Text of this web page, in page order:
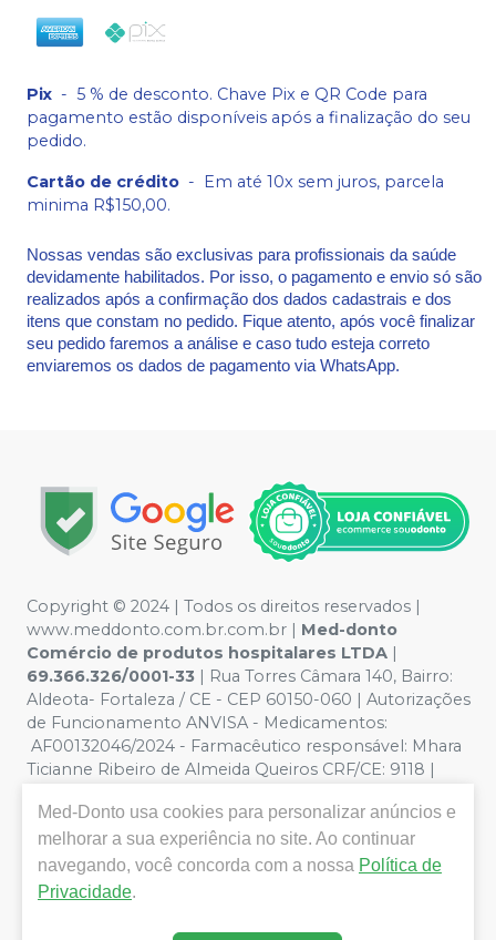
Pix - 5 % de desconto. Chave Pix e QR Code para
pagamento estão disponíveis após a finalização do seu
pedido.
Cartão de crédito - Em até 10x sem juros, parcela
minima R$150,00.
Nossas vendas são exclusivas para profissionais da saúde
devidamente habilitados. Por isso, o pagamento e envio só são
realizados após a confirmação dos dados cadastrais e dos
itens que constam no pedido. Fique atento, após você finalizar
seu pedido faremos a análise e caso tudo esteja correto
enviaremos os dados de pagamento via WhatsApp.
Copyright © 2024 | Todos os direitos reservados |
www.meddonto.com.br.com.br | Med-donto
Comércio de produtos hospitalares LTDA |
69.366.326/0001-33 | Rua Torres Câmara 140, Bairro:
Aldeota- Fortaleza / CE - CEP 60150-060 | Autorizações
de Funcionamento ANVISA - Medicamentos:
AF00132046/2024 - Farmacêutico responsável: Mhara
Ticianne Ribeiro de Almeida Queiros CRF/CE: 9118 |
ilustrativas - Os preços e condições da loja virtual estão
sujeitos a alterações. Em caso de divergência de preços
no site, o valor válido é o do Carrinho de Compra. Não
vendemos por atacado, por isso nos reservamos o
Med-Donto usa cookies para personalizar anúncios e
melhorar a sua experiência no site. Ao continuar
navegando, você concorda com a nossa Política de
Privacidade.